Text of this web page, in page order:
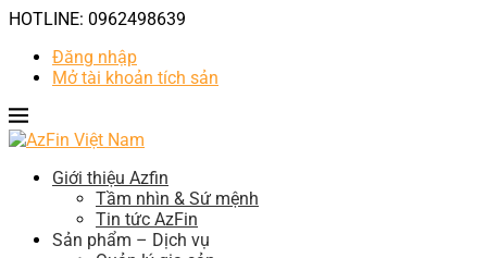
HOTLINE: 0962498639
Đăng nhập
Mở tài khoản tích sản
Giới thiệu Azfin
Tầm nhìn & Sứ mệnh
Tin tức AzFin
Sản phẩm – Dịch vụ